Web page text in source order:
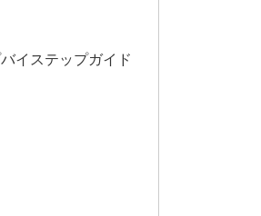
イステップガイド